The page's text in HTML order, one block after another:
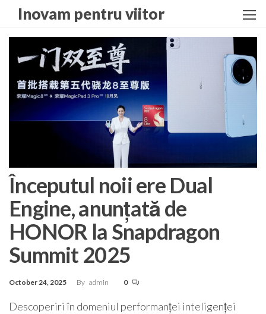
the
content
Inovam pentru viitor
Începutul noii ere Dual
Engine, anunțată de
HONOR la Snapdragon
Summit 2025
October 24, 2025 By admin 0
Descoperiri în domeniul performanței inteligenței